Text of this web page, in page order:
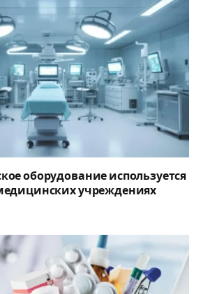
оборудование используется
учреждениях